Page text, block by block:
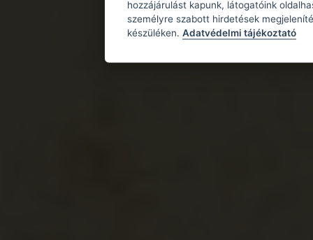
hozzájárulást kapunk, látogatóink
személyre szabott hirdetések
készüléken. Adatvédelmi tájékoztató